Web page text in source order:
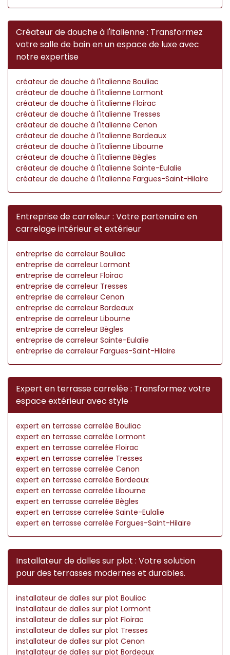
Créateur de douche à l'italienne : Transformez
votre salle de bain en un espace de luxe avec
notre expertise
créateur de douche à l'italienne Bouliac
créateur de douche à l'italienne Lormont
créateur de douche à l'italienne Floirac
créateur de douche à l'italienne Tresses
créateur de douche à l'italienne Cenon
créateur de douche à l'italienne Bordeaux
créateur de douche à l'italienne Libourne
créateur de douche à l'italienne Bègles
créateur de douche à l'italienne Sainte-Eulalie
créateur de douche à l'italienne Fargues-Saint-Hilaire
Entreprise de carreleur : Votre partenaire en
carrelage intérieur et extérieur
entreprise de carreleur Bouliac
entreprise de carreleur Lormont
entreprise de carreleur Floirac
entreprise de carreleur Tresses
entreprise de carreleur Cenon
entreprise de carreleur Bordeaux
entreprise de carreleur Libourne
entreprise de carreleur Bègles
entreprise de carreleur Sainte-Eulalie
entreprise de carreleur Fargues-Saint-Hilaire
Expert en terrasse carrelée : Transformez votre
espace extérieur avec style
expert en terrasse carrelée Bouliac
expert en terrasse carrelée Lormont
expert en terrasse carrelée Floirac
expert en terrasse carrelée Tresses
expert en terrasse carrelée Cenon
expert en terrasse carrelée Bordeaux
expert en terrasse carrelée Libourne
expert en terrasse carrelée Bègles
expert en terrasse carrelée Sainte-Eulalie
expert en terrasse carrelée Fargues-Saint-Hilaire
Installateur de dalles sur plot : Votre solution
pour des terrasses modernes et durables.
installateur de dalles sur plot Bouliac
installateur de dalles sur plot Lormont
installateur de dalles sur plot Floirac
installateur de dalles sur plot Tresses
installateur de dalles sur plot Cenon
installateur de dalles sur plot Bordeaux